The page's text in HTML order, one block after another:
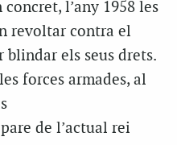
l’any 1958 les
revoltar contra el
blindar els seus drets.
forces armades, al
de l’actual rei